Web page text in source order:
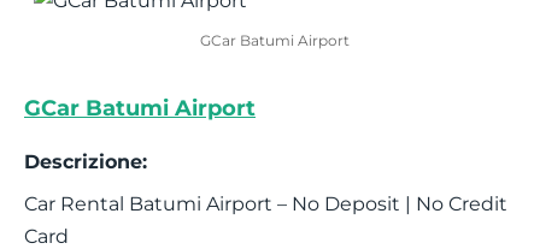
GCar Batumi Airport
GCar Batumi Airport
Descrizione:
Car Rental Batumi Airport – No Deposit | No Credit
Card